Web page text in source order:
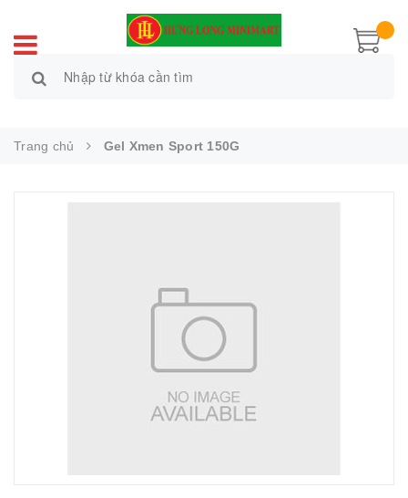
Trang chủ Gel Xmen Sport 150G